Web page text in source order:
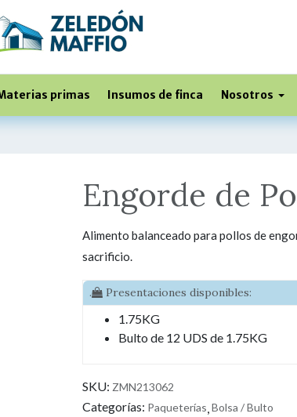
primas Insumos de finca Nosotros
Engorde de
Alimento balanceado para pollos de
sacrificio.
. Presentaciones disponibles:
1.75KG
Bulto de 12 UDS de 1.75KG
SKU: ZMN213062
Categorías: Paqueterías Bolsa / Bulto